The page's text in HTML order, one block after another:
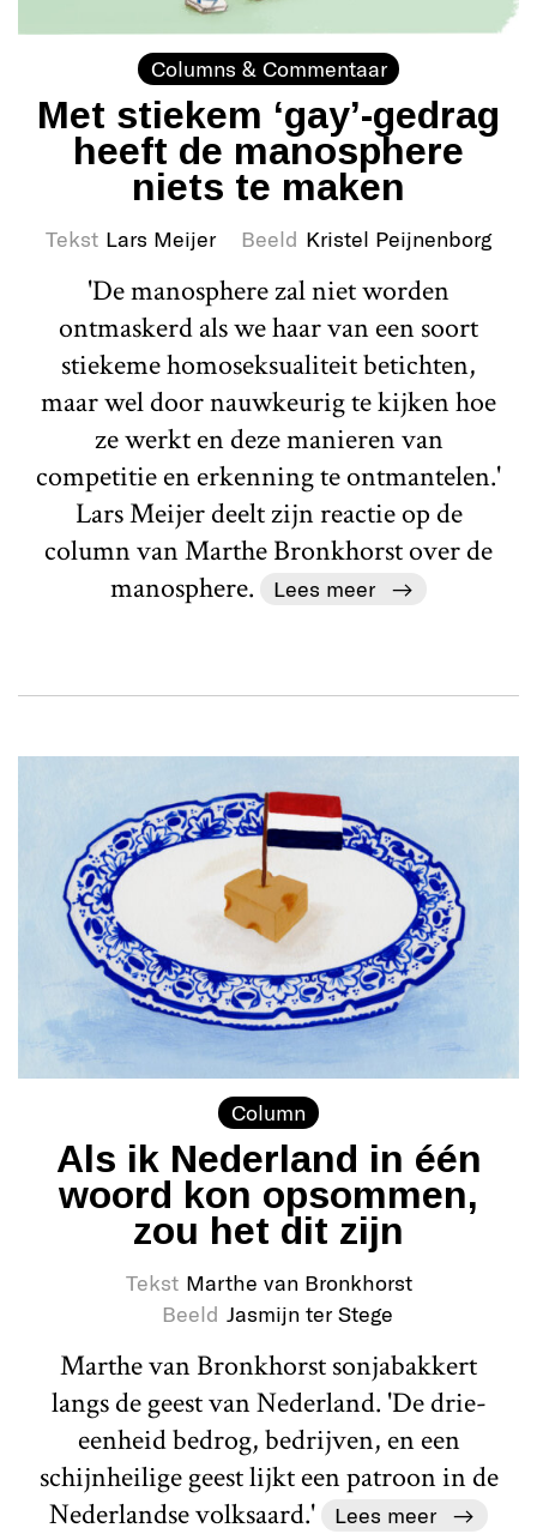
Columns & Commentaar
Met stiekem ‘gay’-gedrag
heeft de manosphere
niets te maken
Tekst Lars Meijer Beeld Kristel Peijnenborg
'De manosphere zal niet worden
ontmaskerd als we haar van een soort
stiekeme homoseksualiteit betichten,
maar wel door nauwkeurig te kijken hoe
ze werkt en deze manieren van
competitie en erkenning te ontmantelen.'
Lars Meijer deelt zijn reactie op de
column van Marthe Bronkhorst over de
manosphere.
Lees meer
Column
Als ik Nederland in één
woord kon opsommen,
zou het dit zijn
Tekst Marthe van Bronkhorst
Beeld Jasmijn ter Stege
Marthe van Bronkhorst sonjabakkert
langs de geest van Nederland. 'De drie-
eenheid bedrog, bedrijven, en een
schijnheilige geest lijkt een patroon in de
Nederlandse volksaard.'
Lees meer